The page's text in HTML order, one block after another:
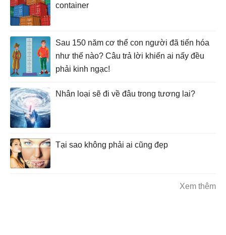
container
Sau 150 năm cơ thể con người đã tiến hóa
như thế nào? Câu trả lời khiến ai nấy đều
phải kinh ngạc!
Nhân loại sẽ đi về đâu trong tương lai?
Tại sao không phải ai cũng đẹp
Xem thêm